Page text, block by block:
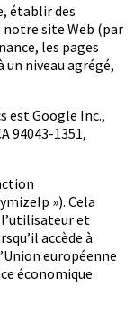
établir des
site Web (par
les pages
un niveau agrégé,
est Google Inc.,
94043-1351,
»). Cela
l’utilisateur et
accède à
européenne
économique